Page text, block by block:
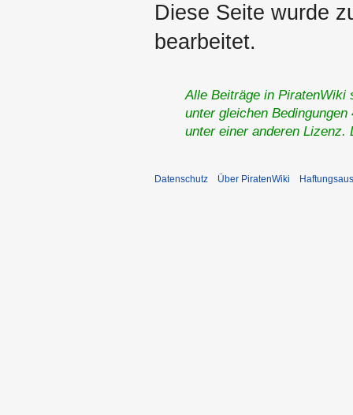
Diese Seite wurde
bearbeitet.
Alle Beiträge in PiratenWiki
unter gleichen
unter einer anderen
Datenschutz Über PiratenWiki